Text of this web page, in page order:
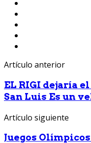
Artículo anterior
EL RIGI dejaría
San Luis Es un
Artículo siguiente
Juegos